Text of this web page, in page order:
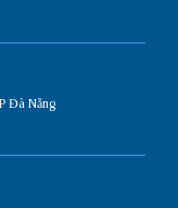
Đà Nẵng